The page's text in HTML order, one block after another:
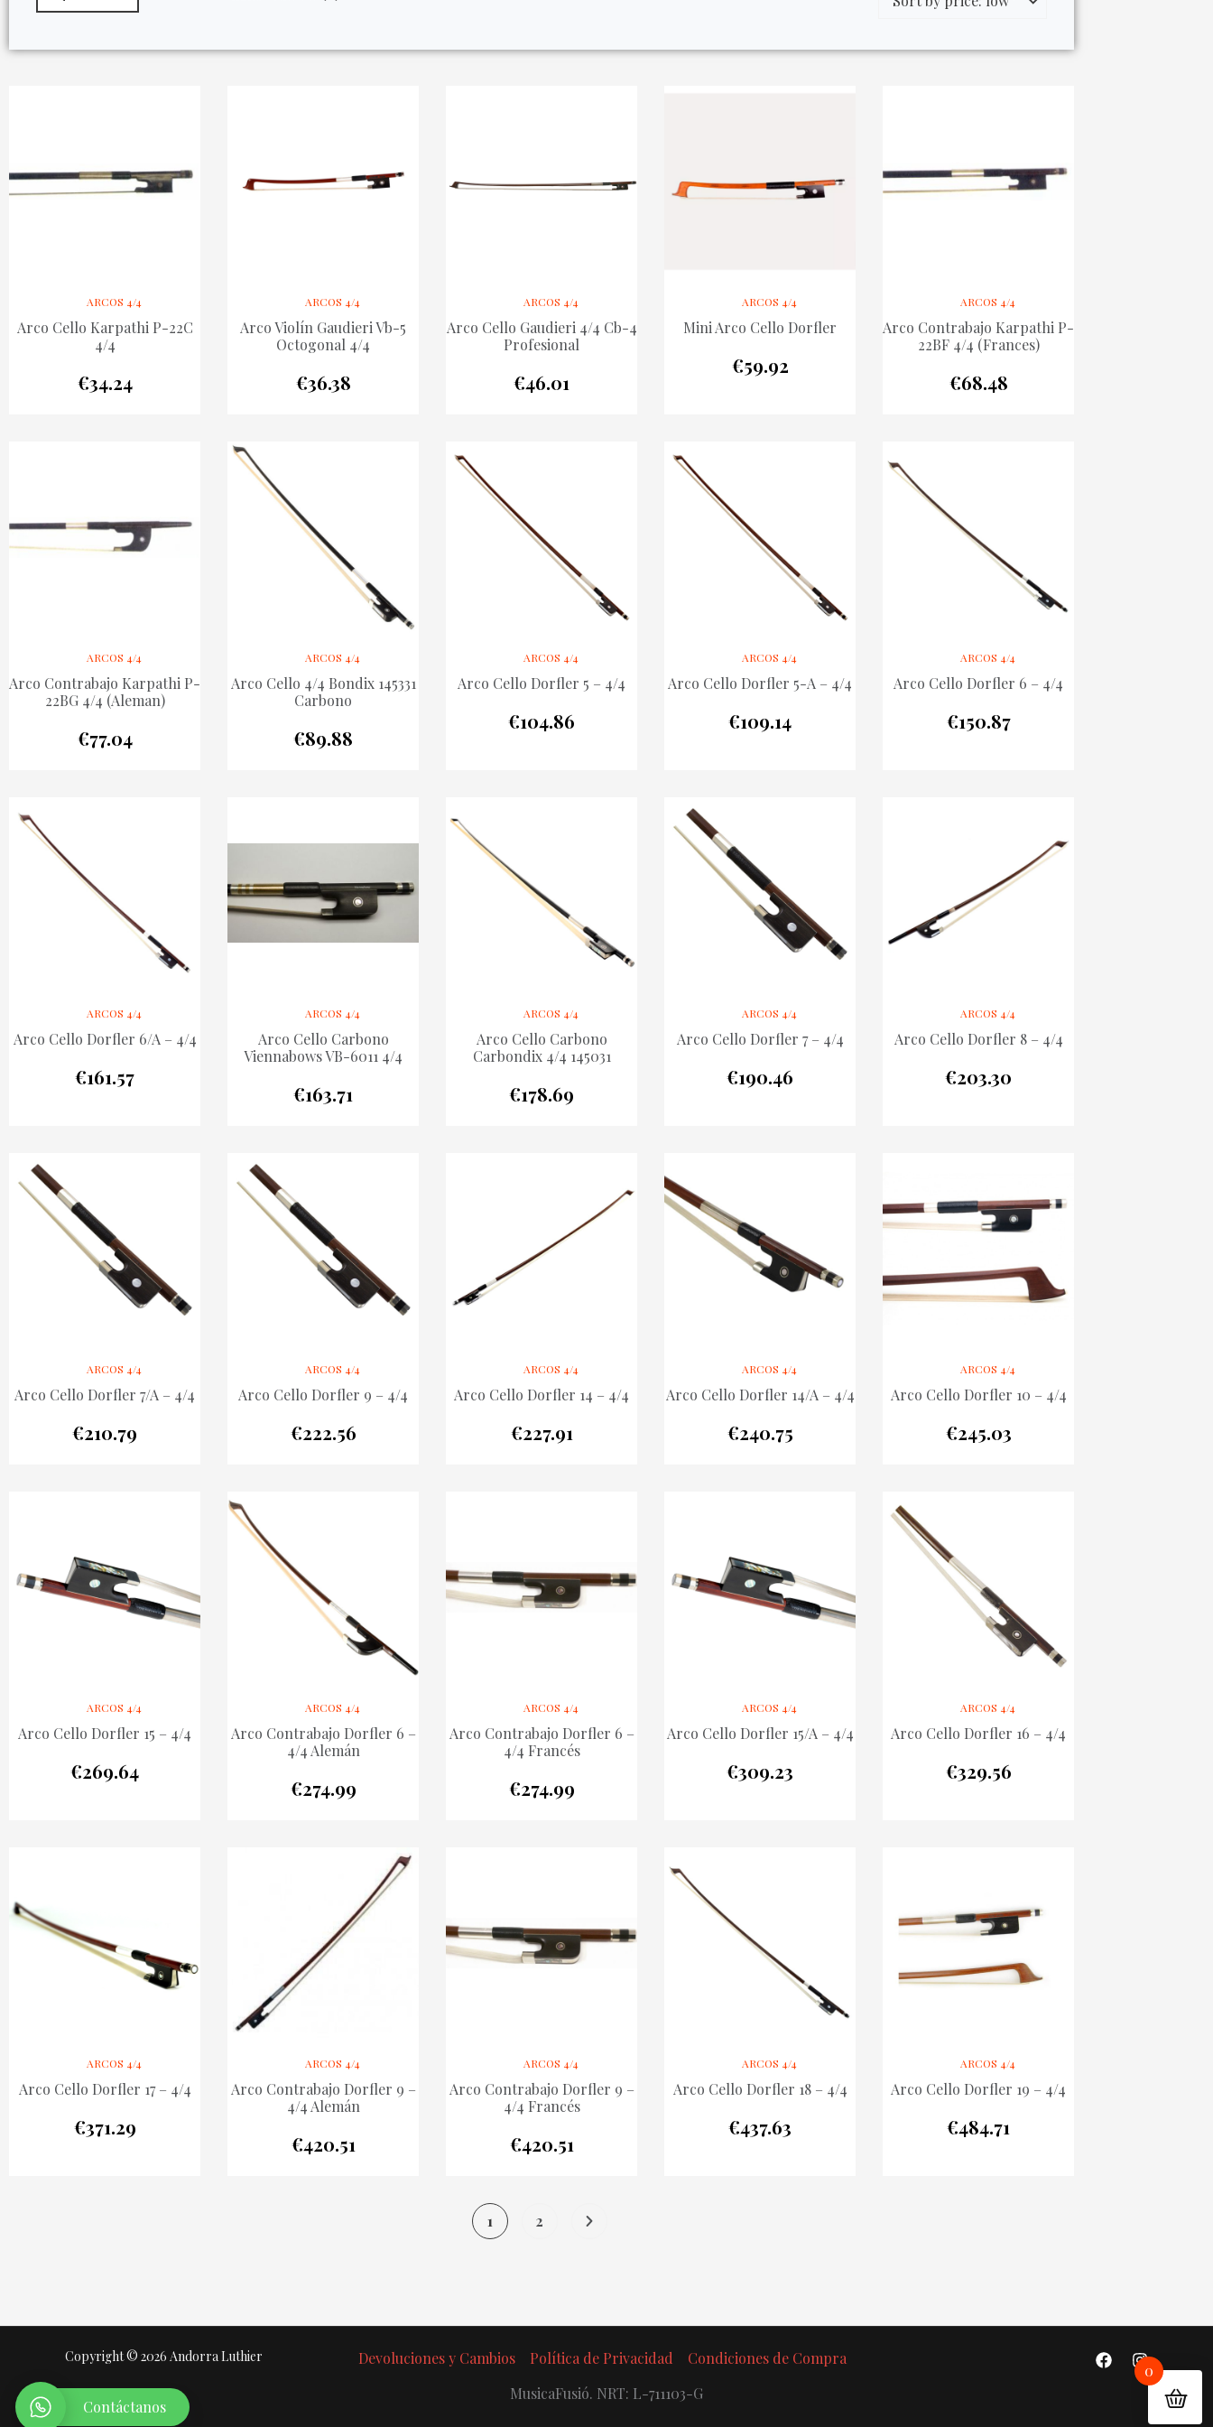
ARCOS 4/4
Arco Cello Karpathi P-22C
4/4
€34.24
ARCOS 4/4
Arco Violín Gaudieri Vb-5
Octogonal 4/4
€36.38
ARCOS 4/4
Arco Cello Gaudieri 4/4 Cb-4
Profesional
€46.01
ARCOS 4/4
Mini Arco Cello Dorfler
€59.92
ARCOS 4/4
Arco Contrabajo Karpathi P-
22BF 4/4 (Frances)
€68.48
ARCOS 4/4
Arco Contrabajo Karpathi P-
22BG 4/4 (Aleman)
€77.04
ARCOS 4/4
Arco Cello 4/4 Bondix 145331
Carbono
€89.88
ARCOS 4/4
Arco Cello Dorfler 5 – 4/4
€104.86
ARCOS 4/4
Arco Cello Dorfler 5-A – 4/4
€109.14
ARCOS 4/4
Arco Cello Dorfler 6 – 4/4
€150.87
ARCOS 4/4
Arco Cello Dorfler 6/A – 4/4
€161.57
ARCOS 4/4
Arco Cello Carbono
Viennabows VB-6011 4/4
€163.71
ARCOS 4/4
Arco Cello Carbono
Carbondix 4/4 145031
€178.69
ARCOS 4/4
Arco Cello Dorfler 7 – 4/4
€190.46
ARCOS 4/4
Arco Cello Dorfler 8 – 4/4
€203.30
ARCOS 4/4
Arco Cello Dorfler 7/A – 4/4
€210.79
ARCOS 4/4
Arco Cello Dorfler 9 – 4/4
€222.56
ARCOS 4/4
Arco Cello Dorfler 14 – 4/4
€227.91
ARCOS 4/4
Arco Cello Dorfler 14/A – 4/4
€240.75
ARCOS 4/4
Arco Cello Dorfler 10 – 4/4
€245.03
ARCOS 4/4
Arco Cello Dorfler 15 – 4/4
€269.64
ARCOS 4/4
Arco Contrabajo Dorfler 6 –
4/4 Alemán
€274.99
ARCOS 4/4
Arco Contrabajo Dorfler 6 –
4/4 Francés
€274.99
ARCOS 4/4
Arco Cello Dorfler 15/A – 4/4
€309.23
ARCOS 4/4
Arco Cello Dorfler 16 – 4/4
€329.56
ARCOS 4/4
Arco Cello Dorfler 17 – 4/4
€371.29
ARCOS 4/4
Arco Contrabajo Dorfler 9 –
4/4 Alemán
€420.51
ARCOS 4/4
Arco Contrabajo Dorfler 9 –
4/4 Francés
€420.51
ARCOS 4/4
Arco Cello Dorfler 18 – 4/4
€437.63
ARCOS 4/4
Arco Cello Dorfler 19 – 4/4
€484.71
1 2
Copyright © 2026 Andorra Luthier Devoluciones y Cambios Política de Privacidad
Condiciones de Compra
MusicaFusió. NRT: L-711103-G
0
Contáctanos